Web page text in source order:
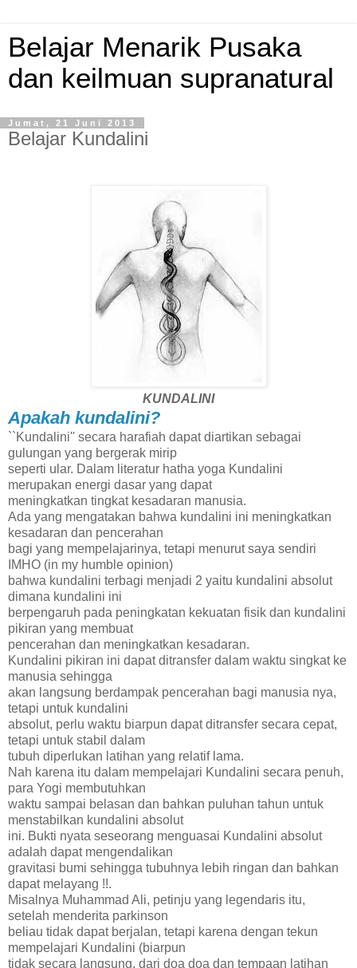
Belajar Menarik Pusaka
dan keilmuan supranatural
Jumat, 21 Juni 2013
Belajar Kundalini
KUNDALINI
Apakah kundalini?
``Kundalini'' secara harafiah dapat diartikan sebagai
gulungan yang bergerak mirip
seperti ular. Dalam literatur hatha yoga Kundalini
merupakan energi dasar yang dapat
meningkatkan tingkat kesadaran manusia.
Ada yang mengatakan bahwa kundalini ini meningkatkan
kesadaran dan pencerahan
bagi yang mempelajarinya, tetapi menurut saya sendiri
IMHO (in my humble opinion)
bahwa kundalini terbagi menjadi 2 yaitu kundalini absolut
dimana kundalini ini
berpengaruh pada peningkatan kekuatan fisik dan kundalini
pikiran yang membuat
pencerahan dan meningkatkan kesadaran.
Kundalini pikiran ini dapat ditransfer dalam waktu singkat ke
manusia sehingga
akan langsung berdampak pencerahan bagi manusia nya,
tetapi untuk kundalini
absolut, perlu waktu biarpun dapat ditransfer secara cepat,
tetapi untuk stabil dalam
tubuh diperlukan latihan yang relatif lama.
Nah karena itu dalam mempelajari Kundalini secara penuh,
para Yogi membutuhkan
waktu sampai belasan dan bahkan puluhan tahun untuk
menstabilkan kundalini absolut
ini. Bukti nyata seseorang menguasai Kundalini absolut
adalah dapat mengendalikan
gravitasi bumi sehingga tubuhnya lebih ringan dan bahkan
dapat melayang !!.
Misalnya Muhammad Ali, petinju yang legendaris itu,
setelah menderita parkinson
beliau tidak dapat berjalan, tetapi karena dengan tekun
mempelajari Kundalini (biarpun
tidak secara langsung, dari doa doa dan tempaan latihan